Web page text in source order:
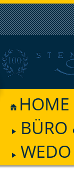
HOME
BÜRO